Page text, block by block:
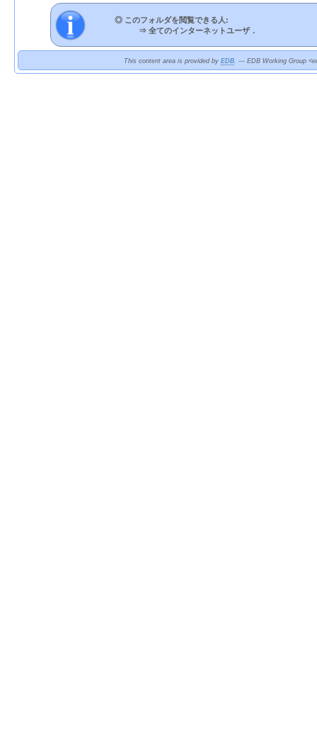
◎ このフォルダを閲覧できる人:
⇒ 全てのインターネットユーザ．
This content area is provided by EDB. --- EDB Working Group